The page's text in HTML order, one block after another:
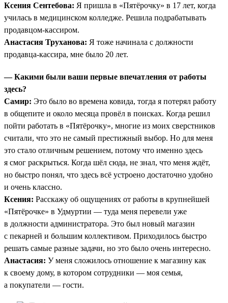
Ксения Сентебова: Я пришла в «Пятёрочку» в 17 лет, когда
училась в медицинском колледже. Решила подрабатывать
продавцом-кассиром.
Анастасия Труханова: Я тоже начинала с должности
продавца-кассира, мне было 20 лет.
— Какими были ваши первые впечатления от работы
здесь?
Самир: Это было во времена ковида, тогда я потерял работу
в общепите и около месяца провёл в поисках. Когда решил
пойти работать в «Пятёрочку», многие из моих сверстников
считали, что это не самый престижный выбор. Но для меня
это стало отличным решением, потому что именно здесь
я смог раскрыться. Когда шёл сюда, не знал, что меня ждёт,
но быстро понял, что здесь всё устроено достаточно удобно
и очень классно.
Ксения: Расскажу об ощущениях от работы в крупнейшей
«Пятёрочке» в Удмуртии — туда меня перевели уже
в должности администратора. Это был новый магазин
с пекарней и большим коллективом. Приходилось быстро
решать самые разные задачи, но это было очень интересно.
Анастасия: У меня сложилось отношение к магазину как
к своему дому, в котором сотрудники — моя семья,
а покупатели — гости.